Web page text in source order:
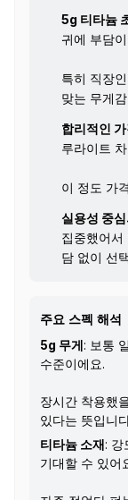
5g 티타늄
귀에 부담
특히 직장
맞는 무게
합리적인
루라이트
이 정도 가
실용성 중
집중했어서
담 없이 선
주요 스펙 해석
5g 무게 : 보통
수준이에요.
장시간 착용했
있다는 뜻입니
티타늄 소재 : 강
기대할 수 있어